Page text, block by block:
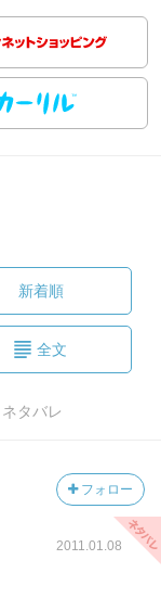
新着順
全文
ネタバレ
フォロー
2011.01.08